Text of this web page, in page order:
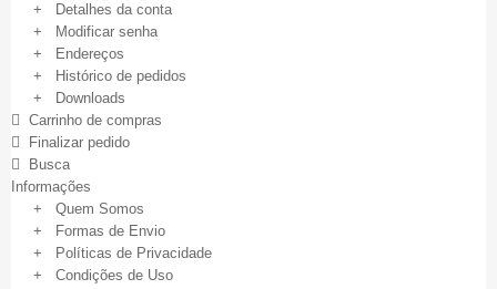
+ Detalhes da conta
+ Modificar senha
+ Endereços
+ Histórico de pedidos
+ Downloads
Carrinho de compras
Finalizar pedido
Busca
Informações
+ Quem Somos
+ Formas de Envio
+ Políticas de Privacidade
+ Condições de Uso